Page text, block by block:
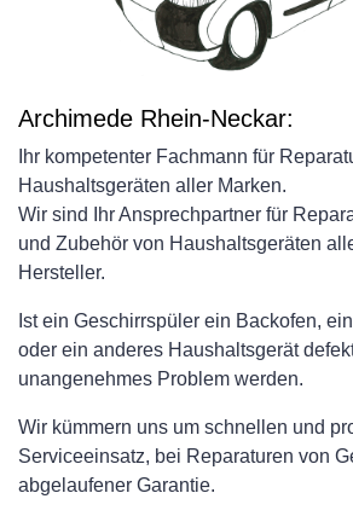
Archimede Rhein-Neckar:
Ihr kompetenter Fachmann für
Haushaltsgeräten aller Marken.
Wir sind Ihr Ansprechpartner für
und Zubehör von Haushaltsgeräten
Hersteller.
Ist ein Geschirrspüler ein Backofen,
oder ein anderes Haushaltsgerät
unangenehmes Problem werden.
Wir kümmern uns um schnellen und
Serviceeinsatz, bei Reparaturen von
abgelaufener Garantie.